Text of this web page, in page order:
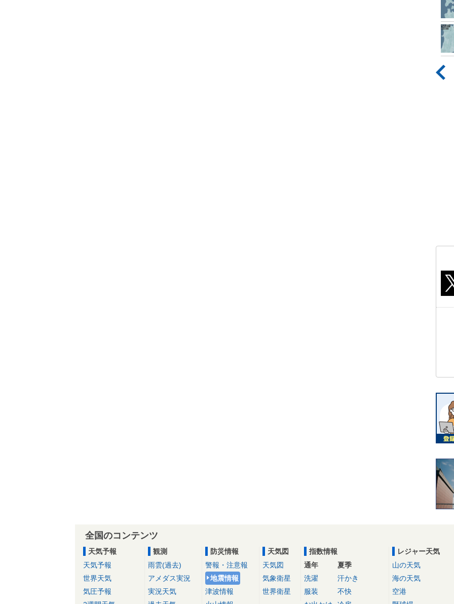
全国のコンテンツ
天気予報
天気予報
世界天気
気圧予報
観測
雨雲(過去)
アメダス実況
実況天気
防災情報
警報・注意報
地震情報
津波情報
天気図
天気図
気象衛星
世界衛星
指数情報
通年
洗濯
服装
夏季
汗かき
不快
レジャー天気
山の天気
海の天気
空港